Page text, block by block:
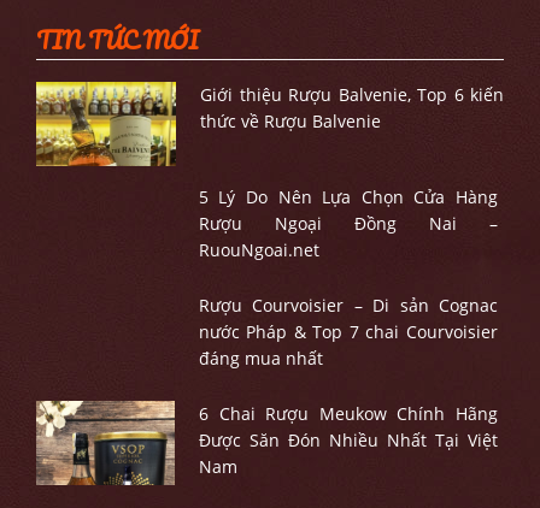
TIN TỨC MỚI
Giới thiệu Rượu Balvenie, Top 6 kiến
thức về Rượu Balvenie
5 Lý Do Nên Lựa Chọn Cửa Hàng
Rượu Ngoại Đồng Nai –
RuouNgoai.net
Rượu Courvoisier – Di sản Cognac
nước Pháp & Top 7 chai Courvoisier
đáng mua nhất
6 Chai Rượu Meukow Chính Hãng
Được Săn Đón Nhiều Nhất Tại Việt
Nam